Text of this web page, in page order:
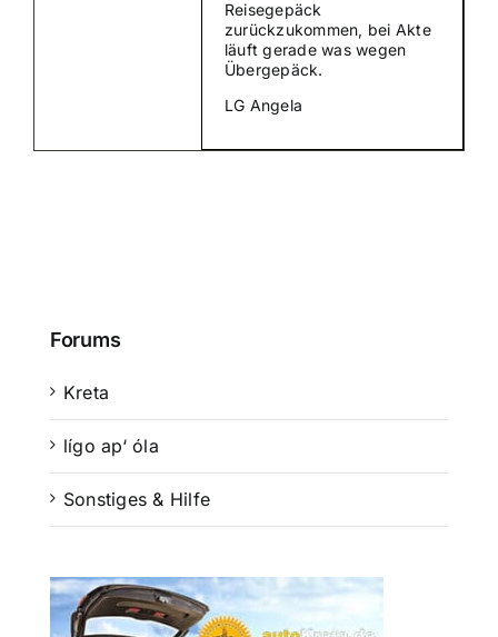
Reisegepäck
zurückzukommen, bei Akte
läuft gerade was wegen
Übergepäck.
LG Angela
Forums
Kreta
lígo ap‘ óla
Sonstiges & Hilfe